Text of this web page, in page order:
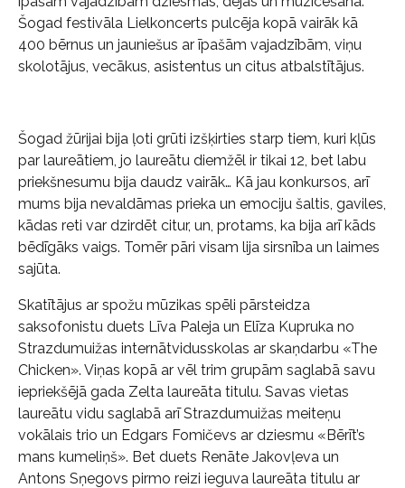
Šogad festivāla Lielkoncerts pulcēja kopā vairāk kā
400 bērnus un jauniešus ar īpašām vajadzībām, viņu
skolotājus, vecākus, asistentus un citus atbalstītājus.
Šogad žūrijai bija ļoti grūti izšķirties starp tiem, kuri kļūs
par laureātiem, jo laureātu diemžēl ir tikai 12, bet labu
priekšnesumu bija daudz vairāk… Kā jau konkursos, arī
mums bija nevaldāmas prieka un emociju šaltis, gaviles,
kādas reti var dzirdēt citur, un, protams, ka bija arī kāds
bēdīgāks vaigs. Tomēr pāri visam lija sirsnība un laimes
sajūta.
Skatītājus ar spožu mūzikas spēli pārsteidza
saksofonistu duets Līva Paleja un Elīza Kupruka no
Strazdumuižas internātvidusskolas ar skaņdarbu «The
Chicken». Viņas kopā ar vēl trim grupām saglabā savu
iepriekšējā gada Zelta laureāta titulu. Savas vietas
laureātu vidu saglabā arī Strazdumuižas meiteņu
vokālais trio un Edgars Fomičevs ar dziesmu «Bērīt’s
mans kumeliņš». Bet duets Renāte Jakovļeva un
Antons Sņegovs pirmo reizi ieguva laureāta titulu ar